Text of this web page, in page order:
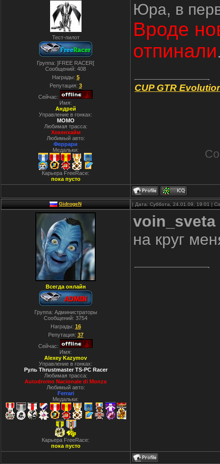
Тест-пилот
Группа: ]FREE RACER[
Сообщений: 408
Награды: 5
Репутация: 3
Сейчас:
Имя:
Андрей
Управление в гонках:
MOMO
Любимая трасса:
Хокенхайм
Любимый авто:
Феррари
Медальки:
Карьера FreeRace:
пока пусто
Юра, в
Вроде
отпинали
CUP GTR
GidrogeN | Дата: Суббота, 24.01.09, 19:01 |
Всегда онлайн
Группа: Администраторы
Сообщений: 3754
Награды: 16
Репутация: 37
Сейчас:
Имя:
Alexey Kazymov
Управление в гонках:
Руль Thrustmaster TS-PC Racer
Любимая трасса:
Autodromo Nacionale di Monza
Любимый авто:
Ferrari
Медальки:
Карьера FreeRace:
пока пусто
voin_sveta
на круг